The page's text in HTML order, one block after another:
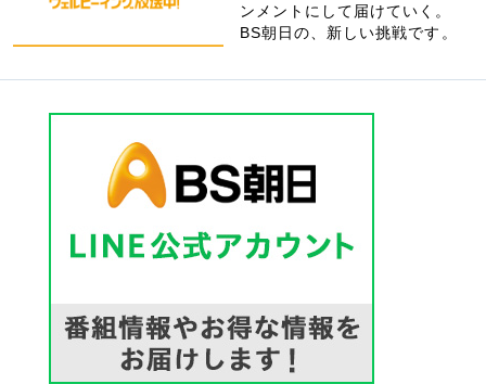
ンメントにして届けていく。
BS朝日の、新しい挑戦です。